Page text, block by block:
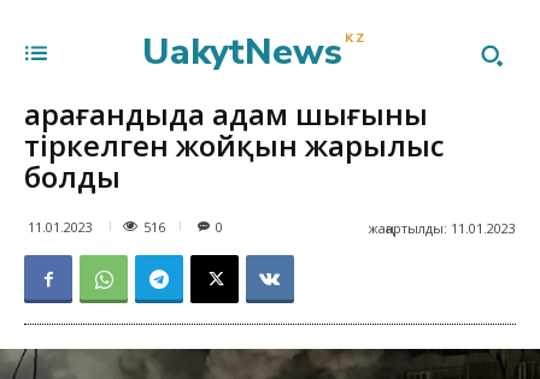
UakytNews KZ
Қарағандыда адам шығыны
тіркелген жойқын жарылыс
болды
11.01.2023 516 жаңартылды: 11.01.2023
0